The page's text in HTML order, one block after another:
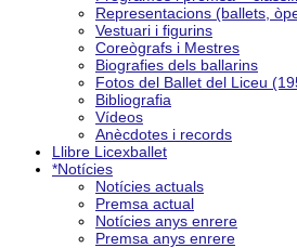
Representacions (ballets,
Vestuari i figurins
Coreògrafs i Mestres
Biografies dels ballarins
Fotos del Ballet del Liceu
Bibliografia
Vídeos
Anècdotes i records
Llibre Licexballet
*Notícies
Notícies actuals
Premsa actual
Notícies anys enrere
Premsa anys enrere